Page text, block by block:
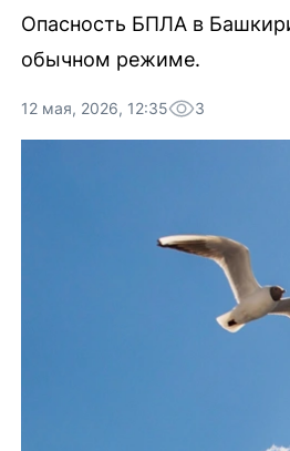
Опасность БПЛА в
обычном режиме.
12 мая, 2026, 12:35 3